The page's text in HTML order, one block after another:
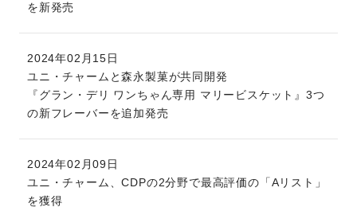
を新発売
2024年02月15日
ユニ・チャームと森永製菓が共同開発
『グラン・デリ ワンちゃん専用 マリービスケット』3つ
の新フレーバーを追加発売
2024年02月09日
ユニ・チャーム、CDPの2分野で最高評価の「Aリスト」
を獲得